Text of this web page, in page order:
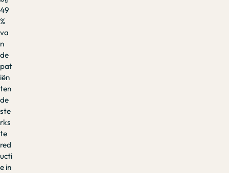
49
%
va
n
de
pat
iën
ten
de
ste
rks
te
red
ucti
e in